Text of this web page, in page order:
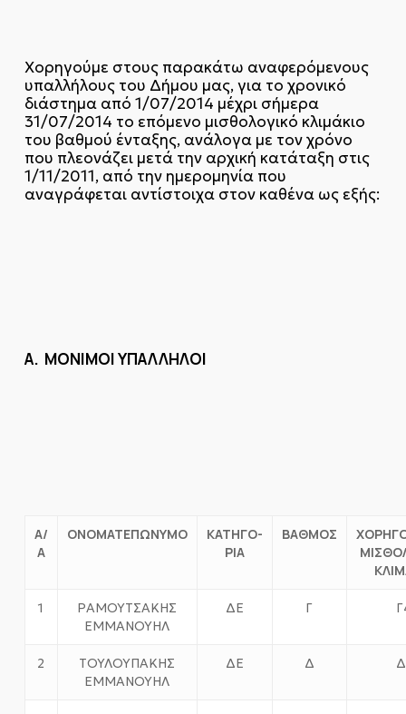
Χορηγούμε στους παρακάτω αναφερόμενους
υπαλλήλους του Δήμου μας, για το χρονικό
διάστημα από 1/07/2014 μέχρι σήμερα
31/07/2014 το επόμενο μισθολογικό κλιμάκιο
του βαθμού ένταξης, ανάλογα με τον χρόνο
που πλεονάζει μετά την αρχική κατάταξη στις
1/11/2011, από την ημερομηνία που
αναγράφεται αντίστοιχα στον καθένα ως εξής:
Α. ΜΟΝΙΜΟΙ ΥΠΑΛΛΗΛΟΙ
Α/
Α
ΟΝΟΜΑΤΕΠΩΝΥΜΟ
ΚΑΤΗΓΟ-
ΡΙΑ
ΒΑΘΜΟΣ
1
ΡΑΜΟΥΤΣΑΚΗΣ
ΕΜΜΑΝΟΥΗΛ
ΔΕ Γ
2
ΤΟΥΛΟΥΠΑΚΗΣ
ΕΜΜΑΝΟΥΗΛ
ΔΕ Δ